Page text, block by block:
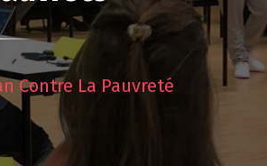
Contre La Pauvreté